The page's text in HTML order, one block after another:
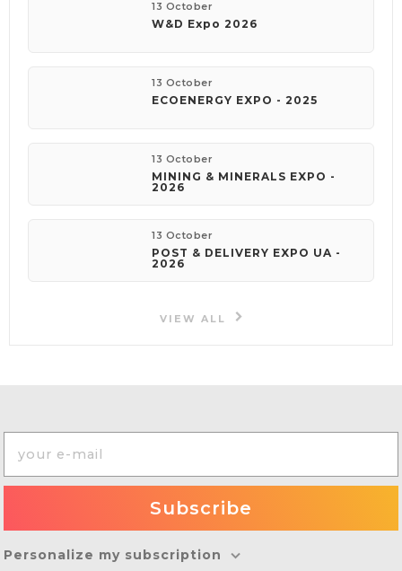
13 October
W&D Expo 2026
13 October
ECOENERGY EXPO - 2025
13 October
MINING & MINERALS EXPO -
2026
13 October
POST & DELIVERY EXPO UA -
2026
VIEW ALL
Personalize my subscription